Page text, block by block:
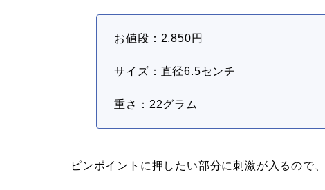
お値段：2,850円
サイズ：直径6.5センチ
重さ：22グラム
ピンポイントに押したい部分に刺激が入るので